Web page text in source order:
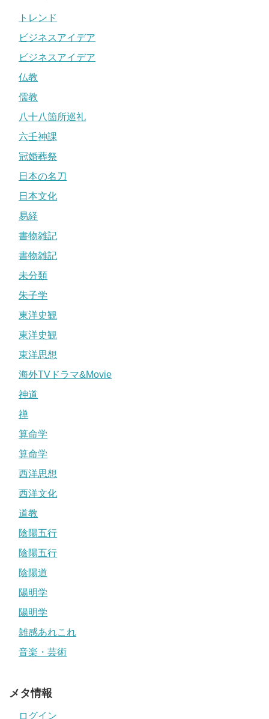
トレンド
ビジネスアイデア
ビジネスアイデア
仏教
儒教
八十八箇所巡礼
六壬神課
冠婚葬祭
日本の名刀
日本文化
易経
書物雑記
書物雑記
未分類
朱子学
東洋史観
東洋史観
東洋思想
海外TVドラマ&Movie
神道
禅
算命学
算命学
西洋思想
西洋文化
道教
陰陽五行
陰陽五行
陰陽道
陽明学
陽明学
雑感あれこれ
音楽・芸術
メタ情報
ログイン